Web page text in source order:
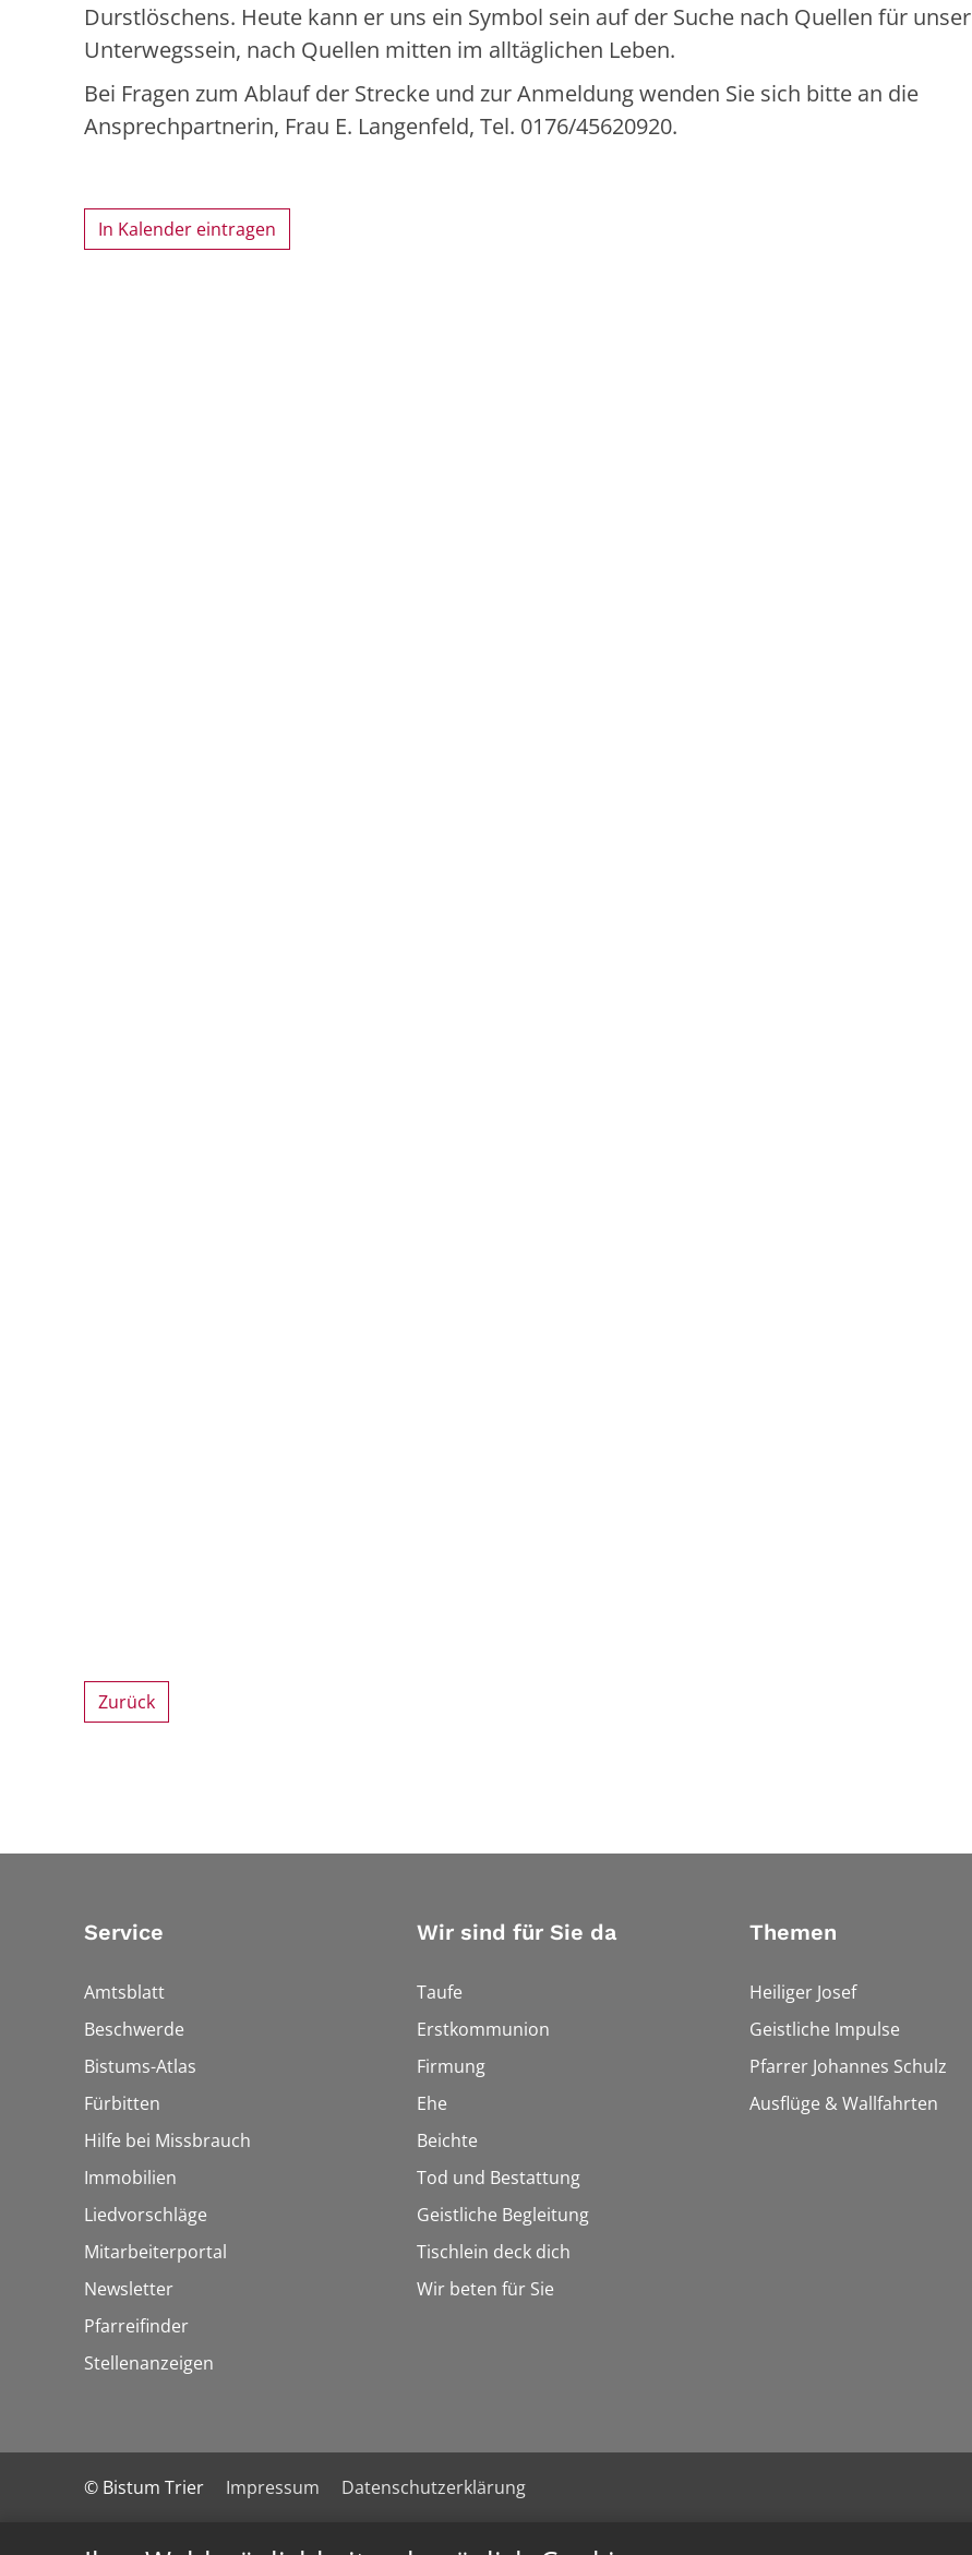
Durstlöschens. Heute kann er uns ein Symbol sein auf der Suche nach Quellen für unser
Unterwegssein, nach Quellen mitten im alltäglichen Leben.
Bei Fragen zum Ablauf der Strecke und zur Anmeldung wenden Sie sich bitte an die
Ansprechpartnerin, Frau E. Langenfeld, Tel. 0176/45620920.
In Kalender eintragen
Zurück
Service
Amtsblatt
Beschwerde
Bistums-Atlas
Fürbitten
Hilfe bei Missbrauch
Immobilien
Liedvorschläge
Mitarbeiterportal
Newsletter
Pfarreifinder
Stellenanzeigen
Wir sind für Sie da
Taufe
Erstkommunion
Firmung
Ehe
Beichte
Tod und Bestattung
Geistliche Begleitung
Tischlein deck dich
Wir beten für Sie
Themen
Heiliger Josef
Geistliche Impulse
Pfarrer Johannes Schulz
Ausflüge & Wallfahrten
© Bistum Trier Impressum Datenschutzerklärung